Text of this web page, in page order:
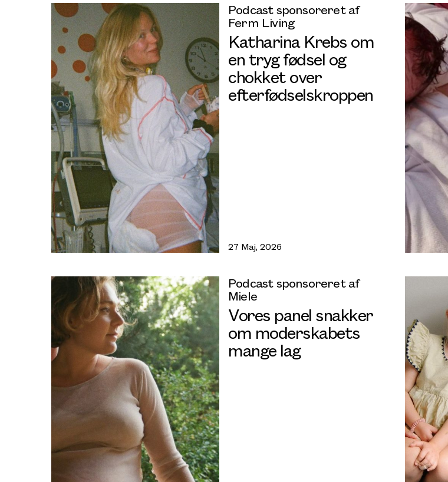
Podcast sponsoreret af
Ferm Living
Katharina Krebs om
en tryg fødsel og
chokket over
efterfødselskroppen
27 Maj, 2026
Podcast sponsoreret af
Miele
Vores panel snakker
om moderskabets
mange lag